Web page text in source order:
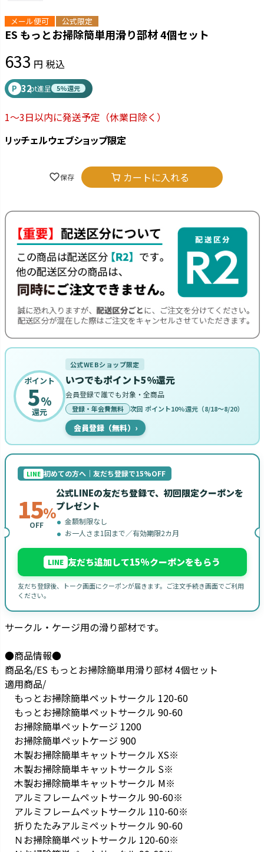
メール便可 公式限定
ES もっとお掃除簡単用滑り部材 4個セット
633 税込
P 32pt進呈 5%還元
1～3日以内に発送予定 （休業日除く）
リッチェルウェブショップ限定
カートに入れる
ポイント
5%
還元
公式WEBショップ限定
いつでもポイント5%還元
会員登録で誰でも対象・全商品
登録・年会費無料 次回 ポイント10%還元（8/18〜8/20）
会員登録（無料） ›
LINE 初めての方へ｜友だち登録で15%OFF
15%
OFF
公式LINEの友だち登録で、初回限定クーポンを
プレゼント
金額制限なし
お一人さま1回まで／有効期限2カ月
LINE 友だち追加して15%クーポンをもらう
友だち登録後、トーク画面にクーポンが届きます。ご注文手続き画面でご利用
ください。
サークル・ケージ用の滑り部材です。
●商品情報●
商品名/ES もっとお掃除簡単用滑り部材 4個セット
適用商品/
もっとお掃除簡単ペットサークル 120-60
もっとお掃除簡単ペットサークル 90-60
お掃除簡単ペットケージ 1200
お掃除簡単ペットケージ 900
木製お掃除簡単キャットサークル XS※
木製お掃除簡単キャットサークル S※
木製お掃除簡単キャットサークル M※
アルミフレームペットサークル 90-60※
アルミフレームペットサークル 110-60※
折りたたみアルミペットサークル 90-60
Ｎお掃除簡単ペットサークル 120-60※